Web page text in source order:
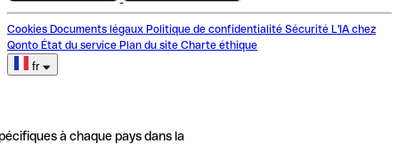
Cookies Documents légaux Politique de confidentialité Sécurité L'IA chez
Qonto État du service Plan du site Charte éthique
fr
à chaque pays dans la